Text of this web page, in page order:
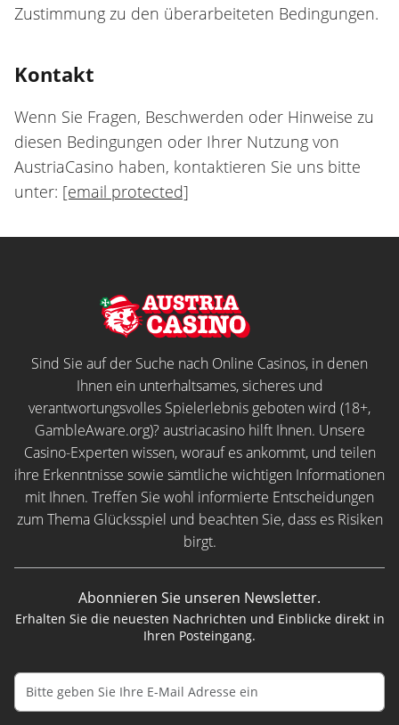
Zustimmung zu den überarbeiteten Bedingungen.
Kontakt
Wenn Sie Fragen, Beschwerden oder Hinweise zu
diesen Bedingungen oder Ihrer Nutzung von
AustriaCasino haben, kontaktieren Sie uns bitte
unter: [email protected]
Sind Sie auf der Suche nach Online Casinos, in denen
Ihnen ein unterhaltsames, sicheres und
verantwortungsvolles Spielerlebnis geboten wird (18+,
GambleAware.org)? austriacasino hilft Ihnen. Unsere
Casino-Experten wissen, worauf es ankommt, und teilen
ihre Erkenntnisse sowie sämtliche wichtigen Informationen
mit Ihnen. Treffen Sie wohl informierte Entscheidungen
zum Thema Glücksspiel und beachten Sie, dass es Risiken
birgt.
Abonnieren Sie unseren Newsletter.
Erhalten Sie die neuesten Nachrichten und Einblicke direkt in
Ihren Posteingang.